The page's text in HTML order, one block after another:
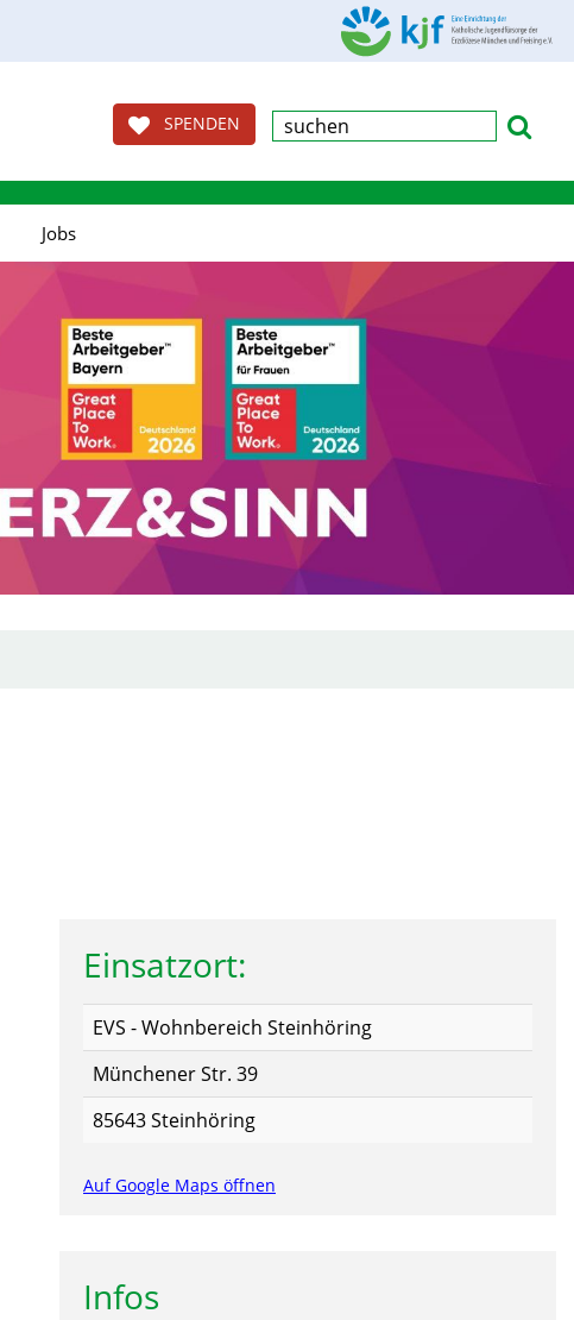
SPENDEN
Jobs
Einsatzort:
EVS - Wohnbereich Steinhöring
Münchener Str. 39
85643 Steinhöring
Auf Google Maps öffnen
Infos